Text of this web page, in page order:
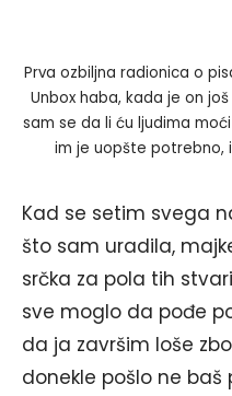
Prva ozbiljna radionica o
Unbox haba, kada je on
sam se da li ću ljudima
im je uopšte potrebno,
Kad se setim svega
što sam uradila,
srčka za pola tih
sve moglo da pođe
da ja završim loše
donekle pošlo ne